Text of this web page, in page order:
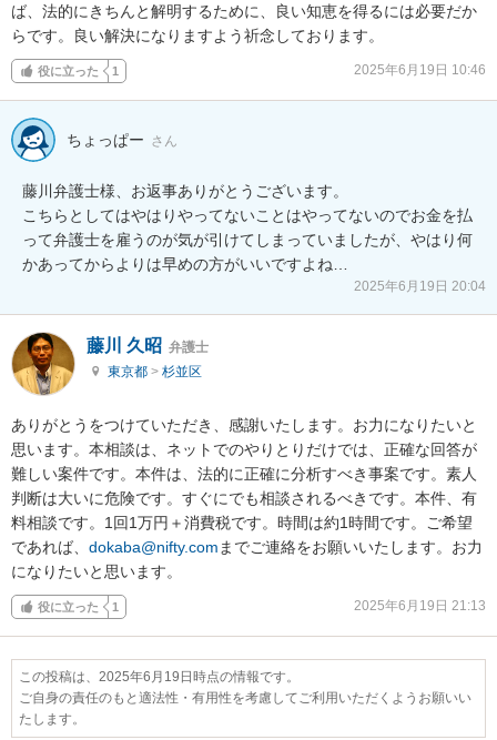
ば、法的にきちんと解明するために、良い知恵を得るには必要だか
らです。良い解決になりますよう祈念しております。
役に立った 1 2025年6月19日 10:46
ちょっぱー さん
藤川弁護士様、お返事ありがとうございます。
こちらとしてはやはりやってないことはやってないのでお金を払
って弁護士を雇うのが気が引けてしまっていましたが、やはり何
かあってからよりは早めの方がいいですよね…
2025年6月19日 20:04
藤川 久昭 弁護士
東京都 > 杉並区
ありがとうをつけていただき、感謝いたします。お力になりたいと
思います。本相談は、ネットでのやりとりだけでは、正確な回答が
難しい案件です。本件は、法的に正確に分析すべき事案です。素人
判断は大いに危険です。すぐにでも相談されるべきです。本件、有
料相談です。1回1万円＋消費税です。時間は約1時間です。ご希望
であれば、 dokaba@nifty.com までご連絡をお願いいたします。お力
になりたいと思います。
役に立った 1 2025年6月19日 21:13
この投稿は、2025年6月19日時点の情報です。
ご自身の責任のもと適法性・有用性を考慮してご利用いただくようお願いい
たします。